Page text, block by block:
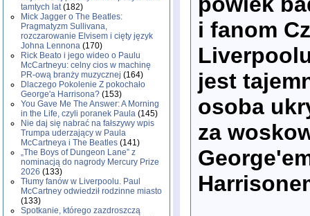
tamtych lat(182)
Mick Jagger o The Beatles:
Pragmatyzm Sullivana,
rozczarowanie Elvisem i cięty język
Johna Lennona (170)
Rick Beato i jego wideo o Paulu
McCartneyu: celny cios w machinę
PR-ową branży muzycznej (164)
Dlaczego Pokolenie Z pokochało
George'a Harrisona? (153)
You Gave Me The Answer: A Morning
in the Life, czyli poranek Paula (145)
Nie daj się nabrać na fałszywy wpis
Trumpa uderzający w Paula
McCartneya i The Beatles (141)
„The Boys of Dungeon Lane” z
nominacją do nagrody Mercury Prize
2026 (133)
Tłumy fanów w Liverpoolu. Paul
McCartney odwiedził rodzinne miasto
(133)
Spotkanie, którego zazdroszczą
i fanom
jest
osoba
za